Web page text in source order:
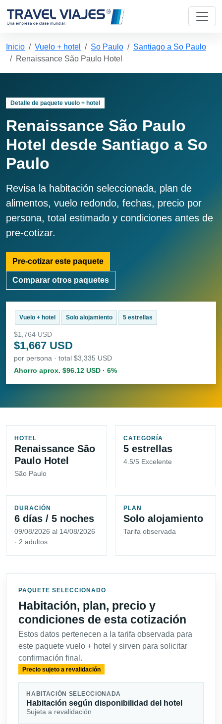
Inicio Vuelo + hotel So Paulo
Santiago a So Paulo
Renaissance São Paulo Hotel
Detalle de paquete vuelo + hotel
Renaissance São Paulo
Hotel desde Santiago a So
Paulo
Revisa la habitación seleccionada, plan de
alimentos, vuelo redondo, fechas, precio por
persona, total estimado y condiciones antes de
pre-cotizar.
Pre-cotizar este paquete
Comparar otros paquetes
Vuelo + hotel Solo alojamiento 5 estrellas
$1,764 USD
$1,667 USD
por persona · total $3,335 USD
Ahorro aprox. $96.12 USD · 6%
HOTEL
Renaissance São
Paulo Hotel
São Paulo
CATEGORÍA
5 estrellas
4.5/5 Excelente
DURACIÓN
6 días / 5 noches
09/08/2026 al 14/08/2026
· 2 adultos
PLAN
Solo alojamiento
Tarifa observada
PAQUETE SELECCIONADO
Habitación, plan, precio y
condiciones de esta cotización
Estos datos pertenecen a la tarifa observada para
este paquete vuelo + hotel y sirven para solicitar
confirmación final.
Precio sujeto a revalidación
HABITACIÓN SELECCIONADA
Habitación según disponibilidad del hotel
Sujeta a revalidación